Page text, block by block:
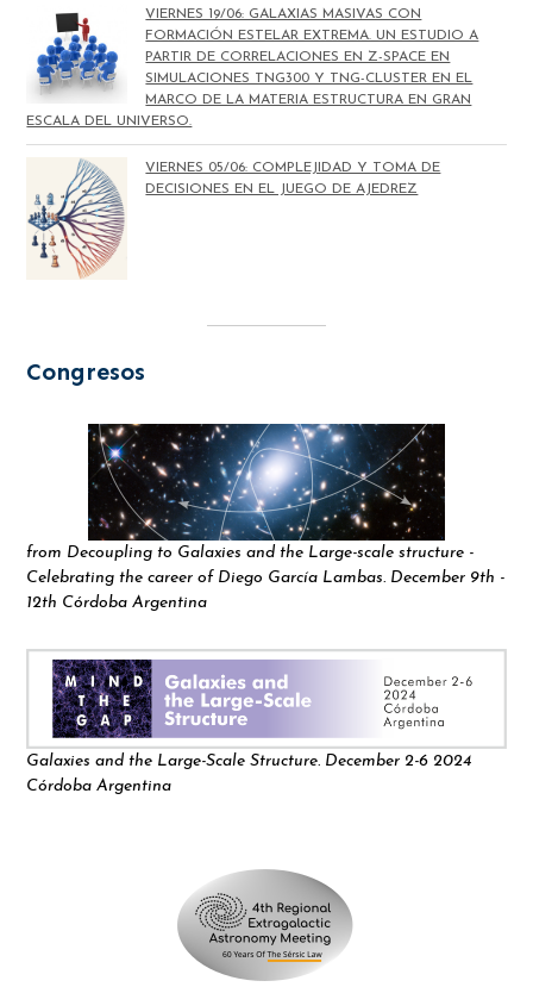
VIERNES 19/06: GALAXIAS MASIVAS CON
FORMACIÓN ESTELAR EXTREMA. UN ESTUDIO A
PARTIR DE CORRELACIONES EN Z-SPACE EN
SIMULACIONES TNG300 Y TNG-CLUSTER EN EL
MARCO DE LA MATERIA ESTRUCTURA EN GRAN
ESCALA DEL UNIVERSO.
VIERNES 05/06: COMPLEJIDAD Y TOMA DE
DECISIONES EN EL JUEGO DE AJEDREZ
Congresos
from Decoupling to Galaxies and the Large-scale structure -
Celebrating the career of Diego García Lambas. December 9th -
12th Córdoba Argentina
Galaxies and the Large-Scale Structure. December 2-6 2024
Córdoba Argentina